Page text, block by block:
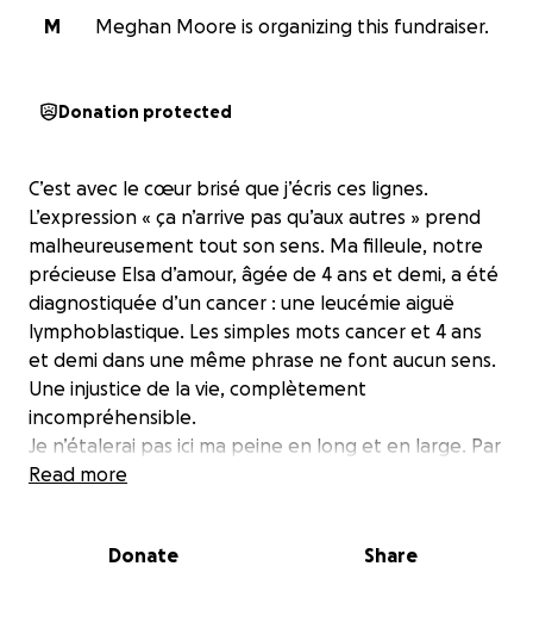
M
Meghan Moore is organizing this fundraiser.
Donation protected
C’est avec le cœur brisé que j’écris ces lignes.
L’expression « ça n’arrive pas qu’aux autres » prend
malheureusement tout son sens. Ma filleule, notre
précieuse Elsa d’amour, âgée de 4 ans et demi, a été
diagnostiquée d’un cancer : une leucémie aiguë
lymphoblastique. Les simples mots cancer et 4 ans
et demi dans une même phrase ne font aucun sens.
Une injustice de la vie, complètement
incompréhensible.
Je n’étalerai pas ici ma peine en long et en large. Par
contre, nous avons décidé d’agir, malgré notre
diagnostic de cancer chez un enfant — notamment
Read more
Donate Share